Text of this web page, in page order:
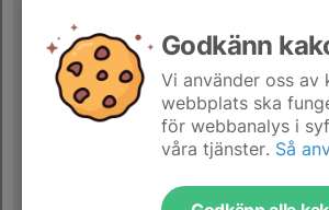
Godkänn
Vi använder oss
webbplats ska
för webbanalys i
våra tjänster. Så